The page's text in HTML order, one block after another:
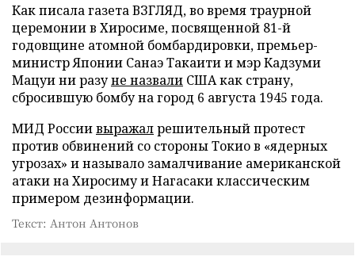
Как писала газета ВЗГЛЯД, во время траурной
церемонии в Хиросиме, посвященной 81-й
годовщине атомной бомбардировки, премьер-
министр Японии Санаэ Такаити и мэр Кадзуми
Мацуи ни разуне назвали США как страну,
сбросившую бомбу на город 6 августа 1945 года.
МИД Россиивыражалрешительный протест
против обвинений со стороны Токио в «ядерных
угрозах» и называло замалчивание американской
атаки на Хиросиму и Нагасаки классическим
примером дезинформации.
Текст: Антон Антонов